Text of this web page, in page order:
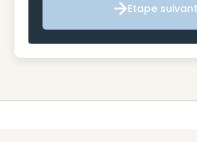
Etape
Etape